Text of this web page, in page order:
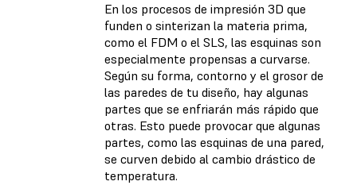
En los procesos de impresión 3D que
funden o sinterizan la materia prima,
como el FDM o el SLS, las esquinas son
especialmente propensas a curvarse.
Según su forma, contorno y el grosor de
las paredes de tu diseño, hay algunas
partes que se enfriarán más rápido que
otras. Esto puede provocar que algunas
partes, como las esquinas de una pared,
se curven debido al cambio drástico de
temperatura.